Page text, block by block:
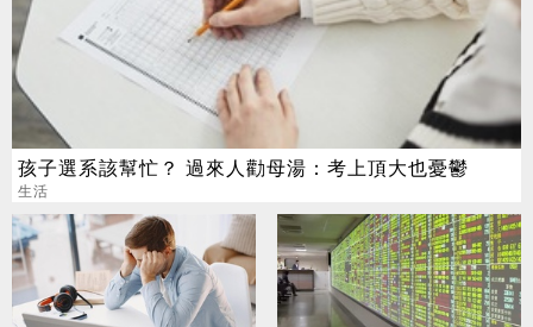
孩子選系該幫忙？ 過來人勸母湯：考上頂大也憂鬱
生活